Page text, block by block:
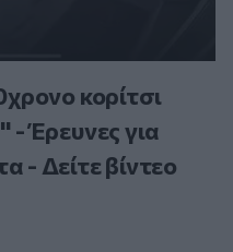
κορίτσι
Έρευνες για
- Δείτε βίντεο